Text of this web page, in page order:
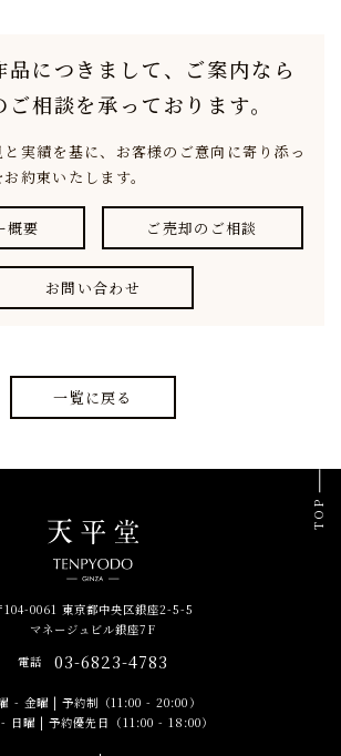
につきまして、 ご案内なら
相談を承っております。
実績を基に、 お客様のご意向に寄り添っ
約束いたします。
概要 ご売却のご相談
お問い合わせ
一覧に戻る
104-0061 東京都中央区銀座2-5-5
マネージュビル銀座7F
電話
03-6823-4783
- 金曜 | 予約制（11:00 - 20:00）
日曜 |予約優先日（11:00 - 18:00）
TOP